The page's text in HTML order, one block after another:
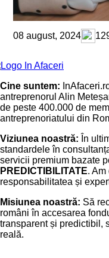
08 august, 2024
Cine suntem:
antreprenorul Alin
de peste 400.000 de
antreprenoriatului din
Viziunea noastră: În
standardele în
servicii premium bazate
PREDICTIBILITATE.
responsabilitatea și
Misiunea noastră: Să
români în accesarea
transparent și predictibil,
reală.